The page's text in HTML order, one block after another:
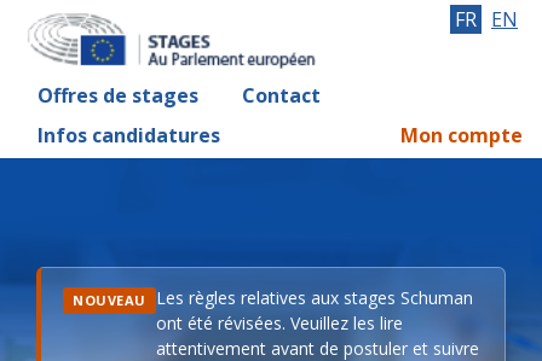
Offres de stages
Contact
Infos candidatures
FR EN
Mon compte
NOUVEAU
Les règles relatives aux stages Schuman
ont été révisées. Veuillez les lire
attentivement avant de postuler et suivre